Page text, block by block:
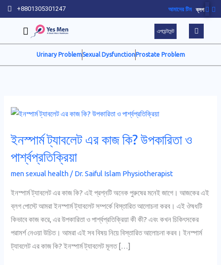
Skip
to
content
+8801305301247 আমাদের টিম ব্লগ
এপয়েন্টমেন্ট
Urinary ProblemSexual Dysfunction Prostate Problem
ইনস্পার্ম ট্যাবলেট এর কাজ কি? উপকারিতা ও
পার্শ্বপ্রতিক্রিয়া
men sexual health/ Dr. Saiful Islam Physiotherapist
ইনস্পার্ম ট্যাবলেট এর কাজ কি? এই প্রশ্নটি অনেক পুরুষের মনেই জাগে। আজকের এই
ব্লগ পোস্টে আমরা ইনস্পার্ম ট্যাবলেট সম্পর্কে বিস্তারিত আলোচনা করব। এই ঔষধটি
কিভাবে কাজ করে, এর উপকারিতা ও পার্শ্বপ্রতিক্রিয়া কী কী? এবং কখন চিকিৎসকের
পরামর্শ নেওয়া উচিত। আমরা এই সব বিষয় নিয়ে বিস্তারিত আলোচনা করব। ইনস্পার্ম
ট্যাবলেট এর কাজ কি? ইনস্পার্ম ট্যাবলেট মূলত […]
ইনস্পার্ম
এর
কাজ
উপকারিতা
ও
পার্শ্বপ্রতিক্রিয়া